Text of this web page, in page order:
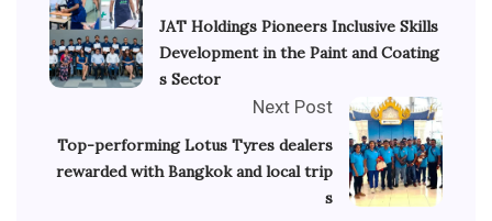
JAT Holdings Pioneers Inclusive Skills
Development in the Paint and Coating
s Sector
Next Post
Top-performing Lotus Tyres dealers
rewarded with Bangkok and local trip
s